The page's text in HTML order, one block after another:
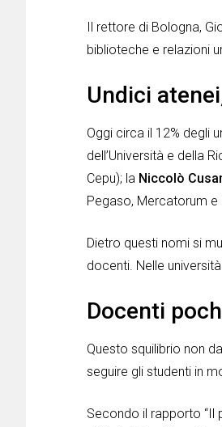
Il rettore di Bologna,
biblioteche e relazioni
Undici
Oggi circa il 12% degli
dell’Università e della
Cepu); la Niccolò
Pegaso, Mercatorum e
Dietro questi nomi si
docenti. Nelle
Docenti
Questo squilibrio non
seguire gli studenti in
Secondo il rapporto “Il